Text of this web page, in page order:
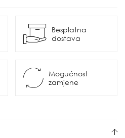
Besplatna
dostava
Mogućnost
zamjene